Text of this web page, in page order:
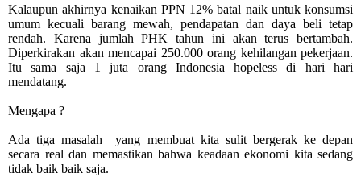
Kalaupun akhirnya kenaikan PPN 12% batal naik untuk konsumsi
umum kecuali barang mewah, pendapatan dan daya beli tetap
rendah. Karena jumlah PHK tahun ini akan terus bertambah.
Diperkirakan akan mencapai 250.000 orang kehilangan pekerjaan.
Itu sama saja 1 juta orang Indonesia hopeless di hari hari
mendatang.
Mengapa ?
Ada tiga masalah
yang membuat kita sulit bergerak ke depan
secara real dan memastikan bahwa keadaan ekonomi kita sedang
tidak baik baik saja.